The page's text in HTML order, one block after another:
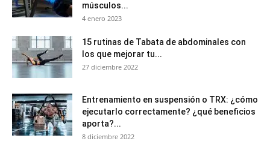
músculos...
4 enero 2023
15 rutinas de Tabata de abdominales con
los que mejorar tu...
27 diciembre 2022
Entrenamiento en suspensión o TRX: ¿cómo
ejecutarlo correctamente? ¿qué beneficios
aporta?...
8 diciembre 2022